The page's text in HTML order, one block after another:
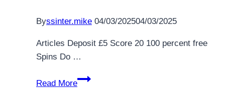
unter
einsatz
2026
Byssinter.mike 04/03/202504/03/2025
Articles Deposit £5 Score 20 100 percent free
Spins Do …
Read More
£5